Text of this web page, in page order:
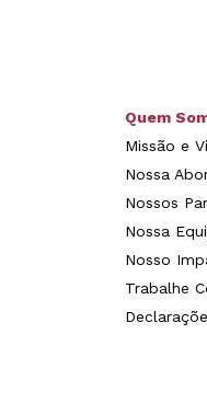
Quem
Missão e
Nossa
Nossos
Nossa
Nosso
Trabalhe